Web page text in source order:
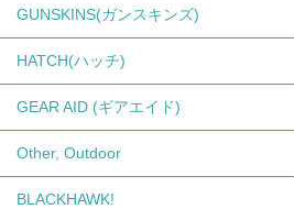
GUNSKINS(ガンスキンズ)
HATCH(ハッチ)
GEAR AID (ギアエイド)
Other, Outdoor
BLACKHAWK!